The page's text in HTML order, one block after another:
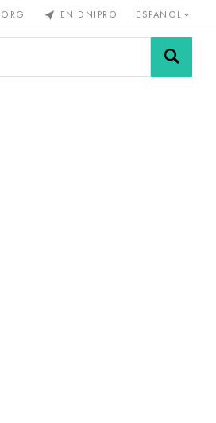
EN DNIPRO ESPAÑOL
de Mallas y